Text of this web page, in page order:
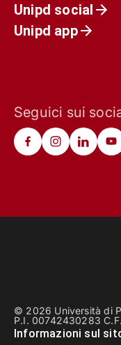
Unipd social
Unipd app
Seguici sui
© 2026 Università di
P.I. 00742430283
Informazioni sul